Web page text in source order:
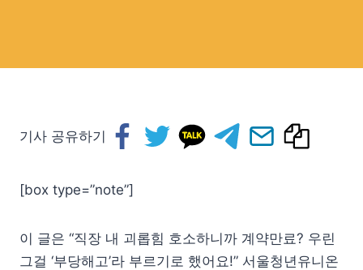
기사 공유하기
[box type=”note”]
이 글은 “직장 내 괴롭힘 호소하니까 계약만료? 우린
그걸 ‘부당해고’라 부르기로 했어요!” 서울청년유니온